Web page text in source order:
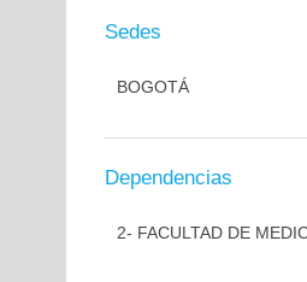
Sedes
BOGOTÁ
Dependencias
2- FACULTAD DE